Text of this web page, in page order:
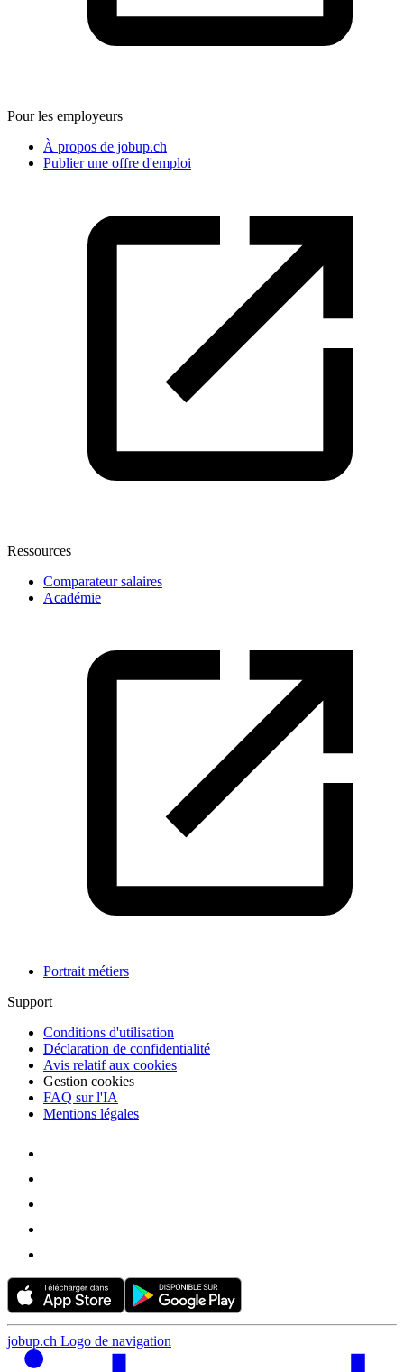
Pour les employeurs
À propos de jobup.ch
Publier une offre d'emploi
Ressources
Comparateur salaires
Académie
Portrait métiers
Support
Conditions d'utilisation
Déclaration de confidentialité
Avis relatif aux cookies
Gestion cookies
FAQ sur l'IA
Mentions légales
jobup.ch Logo de navigation